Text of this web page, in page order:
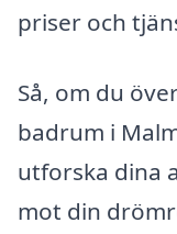
priser och
Så, om du
badrum i
utforska dina
mot din